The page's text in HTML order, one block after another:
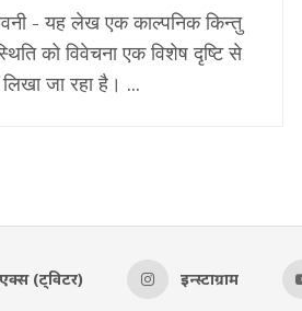
- यह लेख एक काल्पनिक किन्तु
को विवेचना एक विशेष दृष्टि से
जा रहा है। ...
एक्स (ट्विटर) इन्स्टाग्राम